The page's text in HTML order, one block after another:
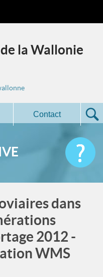
la Wallonie
Contact
dans
2012 -
WMS